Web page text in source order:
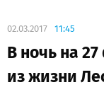
02.03.2017 11:45
В ночь на
из жизни